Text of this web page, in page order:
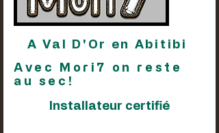
A Val D'Or en Abitibi
Avec Mori7 on reste
au sec!
Installateur certifié